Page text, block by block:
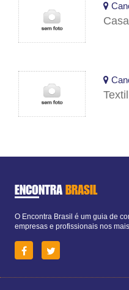
ENCONTRA BRASIL
O Encontra Brasil é um guia de
empresas e profissionais nos